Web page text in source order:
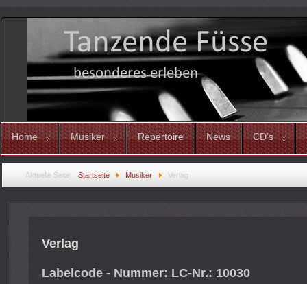
Home Musiker Repertoire News CD's
Aktuelle Seite: Startseite Musiker Verlag
Verlag
Labelcode - Nummer: LC-Nr.: 10030